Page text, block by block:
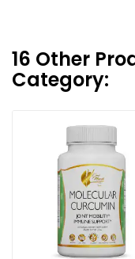
16 Other
Category: